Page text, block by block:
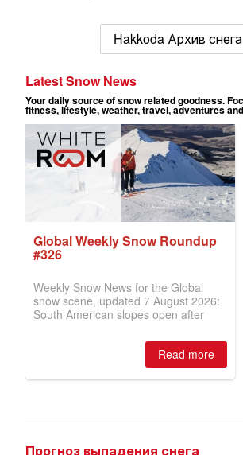
Hakkoda Архив снега
Прогноз выпадения снега